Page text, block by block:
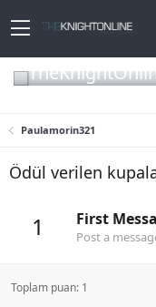
Paulamorin321
Ödül verilen
1 First
Post a
Toplam puan: 1